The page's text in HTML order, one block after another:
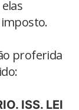
proferida
ISS. LEI